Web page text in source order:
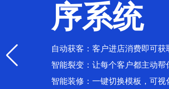
序系统
自动获客：客户进店消费即可获
智能裂变：让每个客户都主动帮
智能装修：一键切换模板，可视